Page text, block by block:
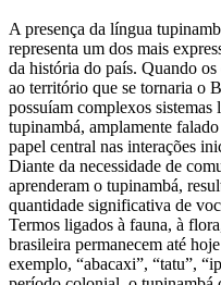
A presença da língua
representa um dos mais
da história do país. Quando
ao território que se tornaria o
possuíam complexos
tupinambá, amplamente
papel central nas interações
Diante da necessidade de
aprenderam o tupinambá,
quantidade significativa de
Termos ligados à fauna, à
brasileira permanecem até
exemplo, “abacaxi”, “tatu”,